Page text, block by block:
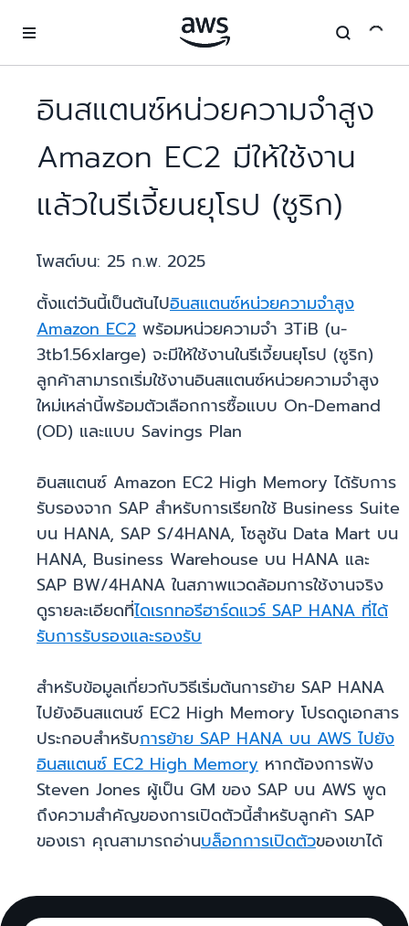
อินสแตนซ์หน่วยความจำสูง
Amazon EC2 มีให้ใช้งาน
แล้วในรีเจี้ยนยุโรป (ซูริก)
โพสต์บน: 25 ก.พ. 2025
ตั้งแต่วันนี้เป็นต้นไปอินสแตนซ์หน่วยความจำสูง
Amazon EC2 พร้อมหน่วยความจำ 3TiB (u-
3tb1.56xlarge) จะมีให้ใช้งานในรีเจี้ยนยุโรป (ซูริก)
ลูกค้าสามารถเริ่มใช้งานอินสแตนซ์หน่วยความจำสูง
ใหม่เหล่านี้พร้อมตัวเลือกการซื้อแบบ On-Demand
(OD) และแบบ Savings Plan
อินสแตนซ์ Amazon EC2 High Memory ได้รับการ
รับรองจาก SAP สำหรับการเรียกใช้ Business Suite
บน HANA, SAP S/4HANA, โซลูชัน Data Mart บน
HANA, Business Warehouse บน HANA และ
SAP BW/4HANA ในสภาพแวดล้อมการใช้งานจริง
ดูรายละเอียดที่ไดเรกทอรีฮาร์ดแวร์ SAP HANA ที่ได้
รับการรับรองและรองรับ
สำหรับข้อมูลเกี่ยวกับวิธีเริ่มต้นการย้าย SAP HANA
ไปยังอินสแตนซ์ EC2 High Memory โปรดดูเอกสาร
ประกอบสำหรับการย้าย SAP HANA บน AWS ไปยัง
อินสแตนซ์ EC2 High Memory หากต้องการฟัง
Steven Jones ผู้เป็น GM ของ SAP บน AWS พูด
ถึงความสำคัญของการเปิดตัวนี้สำหรับลูกค้า SAP
ของเรา คุณสามารถอ่านบล็อกการเปิดตัวของเขาได้